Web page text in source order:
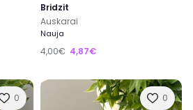
Bridzit
Auskarai
Nauja
4,00€ 4,87€
0 0